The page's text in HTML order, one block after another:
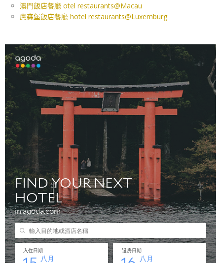
澳門飯店餐廳 otel restaurants@Macau
盧森堡飯店餐廳 hotel restaurants@Luxemburg